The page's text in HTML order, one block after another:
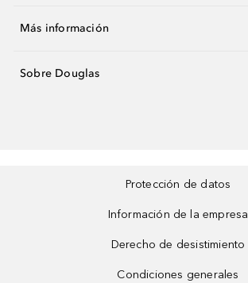
Más información
Sobre Douglas
Protección de datos
Información de la empresa
Derecho de desistimiento
Condiciones generales